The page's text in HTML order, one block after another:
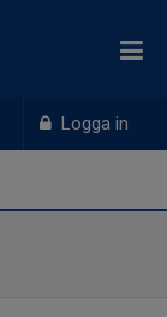
Logga in